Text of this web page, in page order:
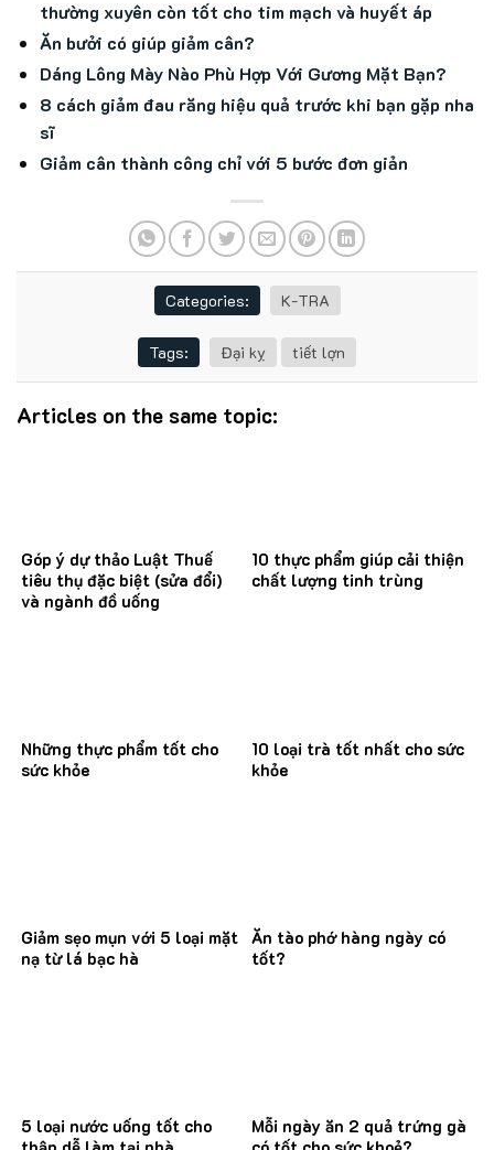
thường xuyên còn tốt cho tim mạch và huyết áp
Ăn bưởi có giúp giảm cân?
Dáng Lông Mày Nào Phù Hợp Với Gương Mặt Bạn?
8 cách giảm đau răng hiệu quả trước khi bạn gặp nha
sĩ
Giảm cân thành công chỉ với 5 bước đơn giản
Categories: K-TRA
Tags: Đại kỵ tiết lợn
Articles on the same topic:
Góp ý dự thảo Luật Thuế
tiêu thụ đặc biệt (sửa đổi)
và ngành đồ uống
10 thực phẩm giúp cải thiện
chất lượng tinh trùng
Những thực phẩm tốt cho
sức khỏe
10 loại trà tốt nhất cho sức
khỏe
Giảm sẹo mụn với 5 loại mặt
nạ từ lá bạc hà
Ăn tào phớ hàng ngày có
tốt?
5 loại nước uống tốt cho
Mỗi ngày ăn 2 quả trứng gà